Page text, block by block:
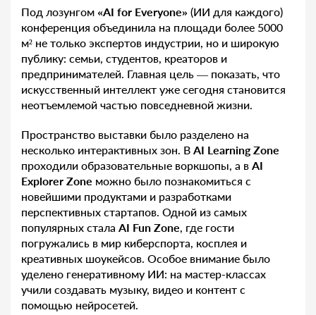
Под лозунгом «AI for Everyone» (ИИ для каждого)
конференция объединила на площади более 5000
м² не только экспертов индустрии, но и широкую
публику: семьи, студентов, креаторов и
предпринимателей. Главная цель — показать, что
искусственный интеллект уже сегодня становится
неотъемлемой частью повседневной жизни.
Пространство выставки было разделено на
несколько интерактивных зон. В AI LearningZone
проходили образовательные воркшопы, а в AI
Explorer Zone можно было познакомиться с
новейшими продуктами и разработками
перспективных стартапов. Одной из самых
популярных стала AI Fun Zone, где гости
погружались в мир киберспорта, косплея и
креативных шоукейсов. Особое внимание было
уделено генеративному ИИ: на мастер-классах
учили создавать музыку, видео и контент с
помощью нейросетей.